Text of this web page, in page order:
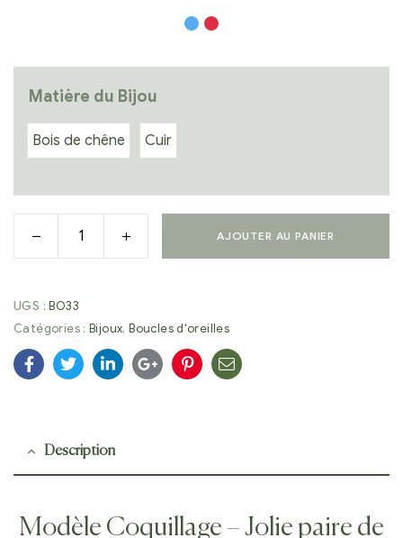
Matière du Bijou
Bois de chêne Cuir
AJOUTER AU PANIER
UGS :BO33
Catégories :Bijoux,Boucles d'oreilles
Facebook
TwitterLinkedinGoogle+Pinterest
E-
Description
Modèle Coquillage – Jolie paire de